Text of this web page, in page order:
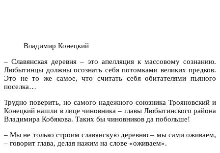
Владимир Конецкий
– Славянская деревня – это апелляция к массовому сознанию.
Любытинцы должны осознать себя потомками великих предков.
Это не то же самое, что считать себя обитателями пьяного
поселка…
Трудно поверить, но самого надежного союзника Трояновский и
Конецкий нашли в лице чиновника – главы Любытинского района
Владимира Кобякова. Таких бы чиновников да побольше!
– Мы не только строим славянскую деревню – мы сами оживаем,
– говорит глава, делая нажим на слове «оживаем».